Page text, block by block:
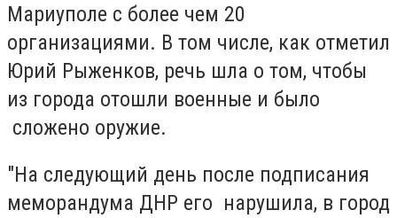
Мариуполе с более чем 20
организациями. В том числе, как отметил
Юрий Рыженков, речь шла о том, чтобы
из города отошли военные и было
сложено оружие.
"На следующий день после подписания
меморандума ДНР его нарушила, в город